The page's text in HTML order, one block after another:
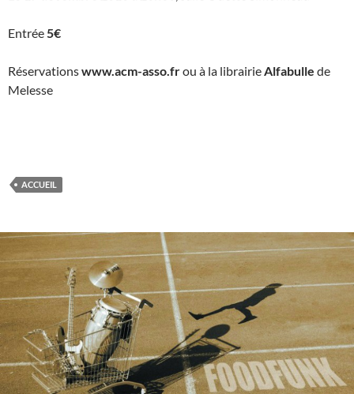
Entrée5€
Réservationswww.acm-asso.frou à la librairieAlfabulle de
Melesse
ACCUEIL